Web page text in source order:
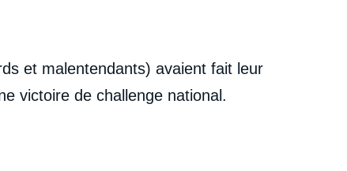
et malentendants)avaient fait leur
victoire de challenge national.